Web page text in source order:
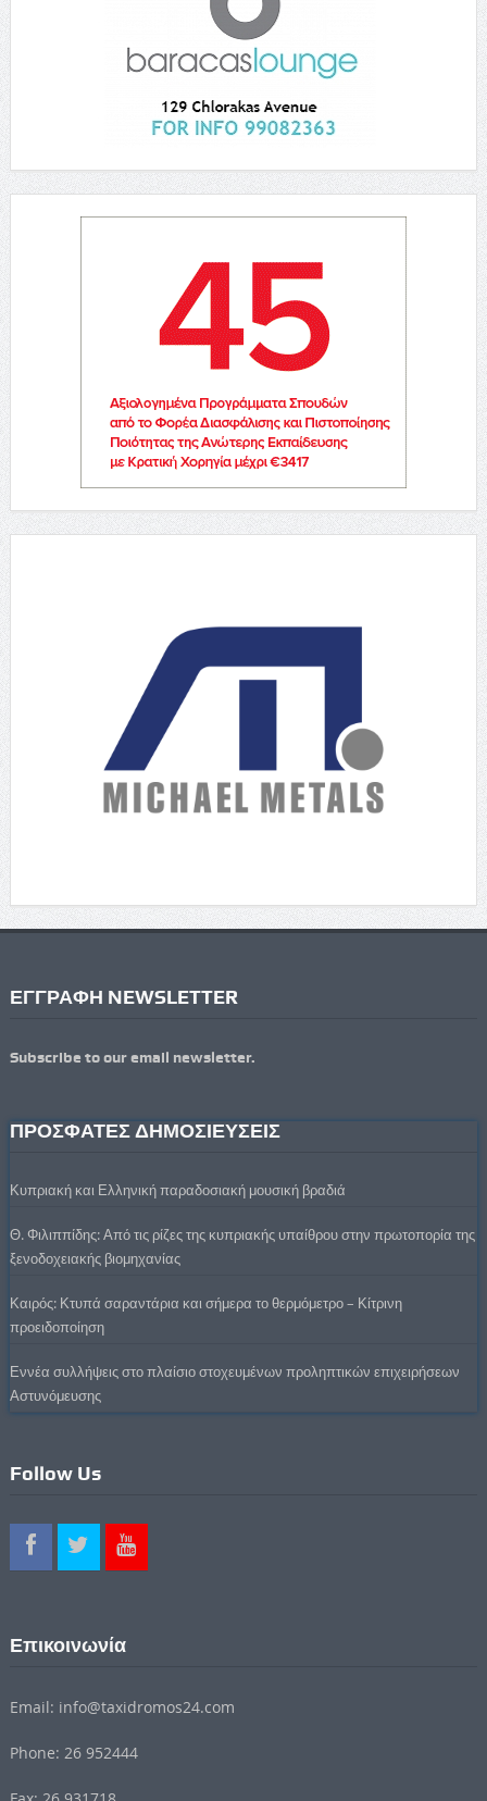
ΕΓΓΡΑΦΗ NEWSLETTER
Subscribe to our email newsletter.
ΠΡΟΣΦΑΤΕΣ ΔΗΜΟΣΙΕΥΣΕΙΣ
Κυπριακή και Ελληνική παραδοσιακή μουσική βραδιά
Θ. Φιλιππίδης: Από τις ρίζες της κυπριακής υπαίθρου στην πρωτοπορία της
ξενοδοχειακής βιομηχανίας
Καιρός: Κτυπά σαραντάρια και σήμερα το θερμόμετρο – Κίτρινη
προειδοποίηση
Εννέα συλλήψεις στο πλαίσιο στοχευμένων προληπτικών επιχειρήσεων
Αστυνόμευσης
Follow Us
Επικοινωνία
Email: info@taxidromos24.com
Phone: 26 952444